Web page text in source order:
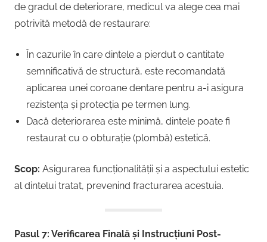
de gradul de deteriorare, medicul va alege cea mai
potrivită metodă de restaurare:
În cazurile în care dintele a pierdut o cantitate
semnificativă de structură, este recomandată
aplicarea unei coroane dentare pentru a-i asigura
rezistența și protecția pe termen lung.
Dacă deteriorarea este minimă, dintele poate fi
restaurat cu o obturație (plombă) estetică.
Scop: Asigurarea funcționalității și a aspectului estetic
al dintelui tratat, prevenind fracturarea acestuia.
Pasul 7: Verificarea Finală și Instrucțiuni Post-